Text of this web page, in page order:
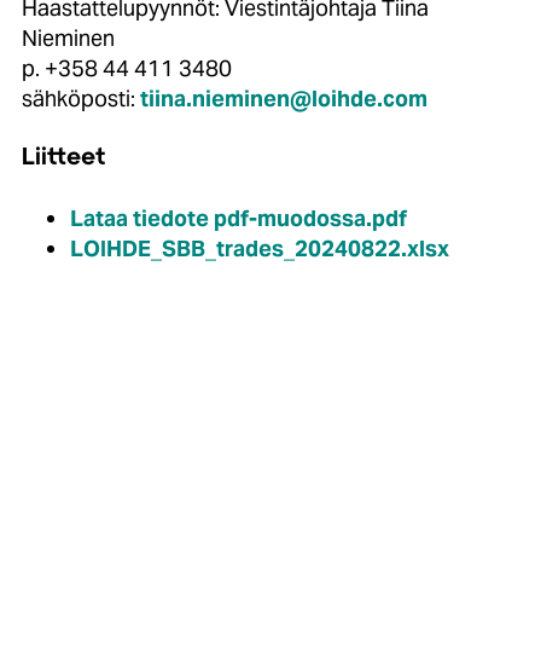
Haastattelupyynnöt: Viestintäjohtaja Tiina
Nieminen
p. +358 44 411 3480
sähköposti: tiina.nieminen@loihde.com
Liitteet
Lataa tiedote pdf-muodossa.pdf
LOIHDE_SBB_trades_20240822.xlsx